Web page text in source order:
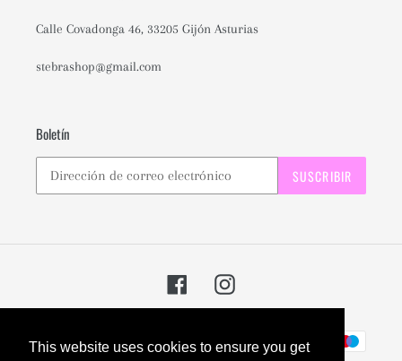
This website uses cookies to ensure you get
Calle Covadonga 46, 33205 Gijón Asturias
stebrashop@gmail.com
Boletín
SUSCRIBIR
FacebookInstagram
de